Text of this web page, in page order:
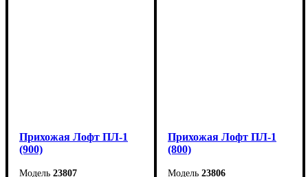
Прихожая Лофт ПЛ-1
(900)
23807
Прихожая Лофт ПЛ-1
(800)
23806